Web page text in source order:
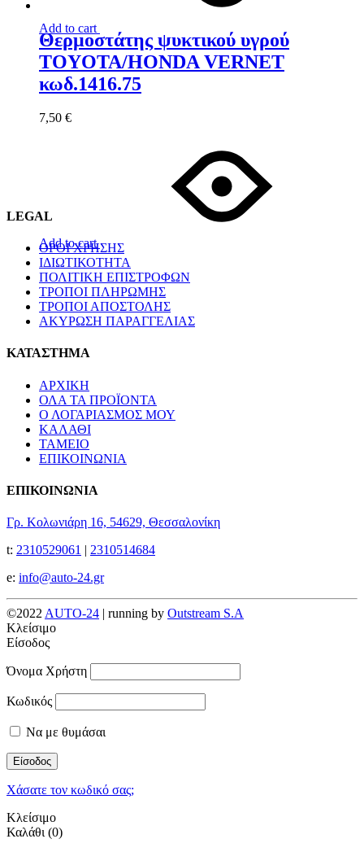
Add to cart
Θερμοστάτης ψυκτικού υγρού
TOYOTA/HONDA VERNET
κωδ.1416.75
7,50 €
Add to cart
LEGAL
ΟΡΟΙ ΧΡΗΣΗΣ
ΙΔΙΩΤΙΚΟΤΗΤΑ
ΠΟΛΙΤΙΚΗ ΕΠΙΣΤΡΟΦΩΝ
ΤΡΟΠΟΙ ΠΛΗΡΩΜΗΣ
ΤΡΟΠΟΙ ΑΠΟΣΤΟΛΗΣ
ΑΚΥΡΩΣΗ ΠΑΡΑΓΓΕΛΙΑΣ
ΚΑΤΑΣΤΗΜΑ
ΑΡΧΙΚΗ
ΟΛΑ ΤΑ ΠΡΟΪΟΝΤΑ
Ο ΛΟΓΑΡΙΑΣΜΟΣ ΜΟΥ
ΚΑΛΑΘΙ
ΤΑΜΕΙΟ
ΕΠΙΚΟΙΝΩΝΙΑ
ΕΠΙΚΟΙΝΩΝΙΑ
Γρ. Κολωνιάρη 16, 54629, Θεσσαλονίκη
t: 2310529061 | 2310514684
e: info@auto-24.gr
©2022 AUTO-24 | running by Outstream S.A
Κλείσιμο
Είσοδος
Όνομα Χρήστη
Κωδικός
Να με θυμάσαι
Είσοδος
Χάσατε τον κωδικό σας;
Κλείσιμο
Καλάθι (0)